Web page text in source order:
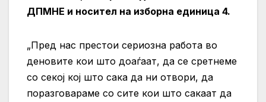
ДПМНЕ и носител на изборна единица 4.
„Пред нас престои сериозна работа во
деновите кои што доаѓаат, да се сретнеме
со секој кој што сака да ни отвори, да
поразговараме со сите кои што сакаат да